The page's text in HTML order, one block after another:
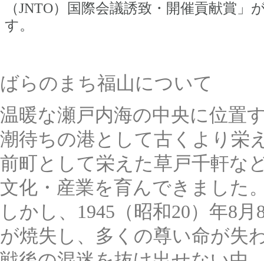
（JNTO）国際会議誘致・開催貢献賞」
す。
ばらのまち福山について
温暖な瀬戸内海の中央に位置
潮待ちの港として古くより栄
前町として栄えた草戸千軒な
文化・産業を育んできました
しかし、1945（昭和20）年8
が焼失し、多くの尊い命が失